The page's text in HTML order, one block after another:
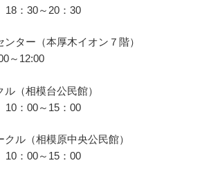
：30～20：30
ター（本厚木イオン７階）
～12:00
（相模台公民館）
：00～15：00
ル（相模原中央公民館）
：00～15：00